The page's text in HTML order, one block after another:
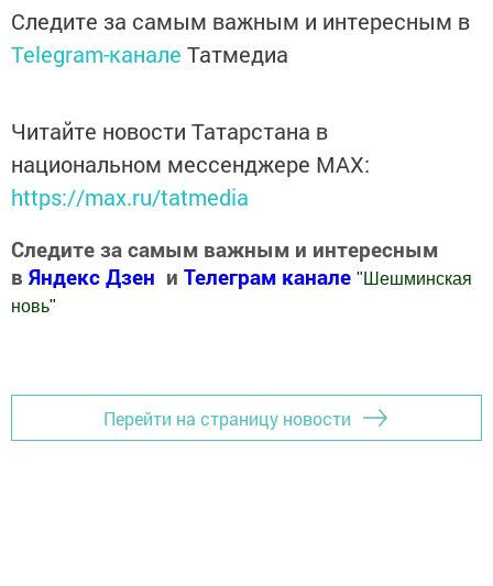
Следите за самым важным и интересным в
Telegram-канале Татмедиа
Читайте новости Татарстана в
национальном мессенджере MАХ:
https://max.ru/tatmedia
Следите за самым важным и интересным
в Яндекс Дзен и Телеграм канале "Шешминская
новь"
Перейти на страницу новости